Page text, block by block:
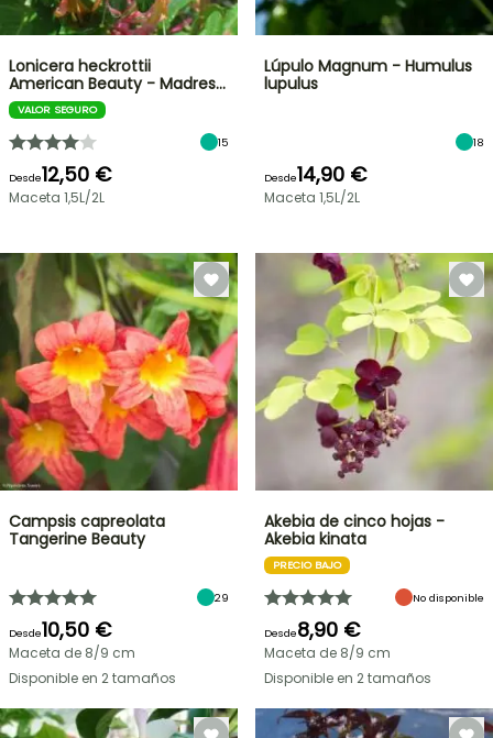
Lonicera heckrottii
American Beauty - Madres…
VALOR SEGURO
15
Desde12,50 €
Maceta 1,5L/2L
Lúpulo Magnum - Humulus
lupulus
18
Desde14,90 €
Maceta 1,5L/2L
Campsis capreolata
Tangerine Beauty
29
Desde10,50 €
Maceta de 8/9 cm
Disponible en 2 tamaños
Akebia de cinco hojas -
Akebia kinata
PRECIO BAJO
No disponible
Desde8,90 €
Maceta de 8/9 cm
Disponible en 2 tamaños